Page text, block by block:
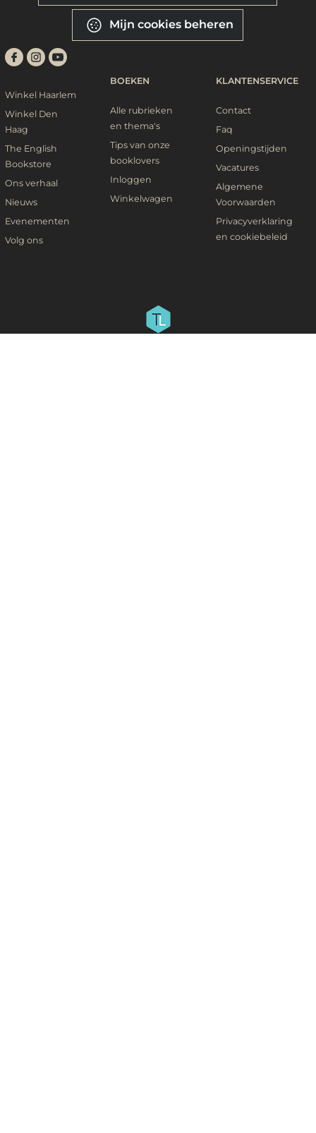
Mijn cookies beheren
Winkel Haarlem
Winkel Den
Haag
The English
Bookstore
Ons verhaal
Nieuws
Evenementen
Volg ons
BOEKEN
Alle rubrieken
en thema's
Tips van onze
booklovers
Inloggen
Winkelwagen
KLANTENSERVICE
Contact
Faq
Openingstijden
Vacatures
Algemene
Voorwaarden
Privacyverklaring
en cookiebeleid